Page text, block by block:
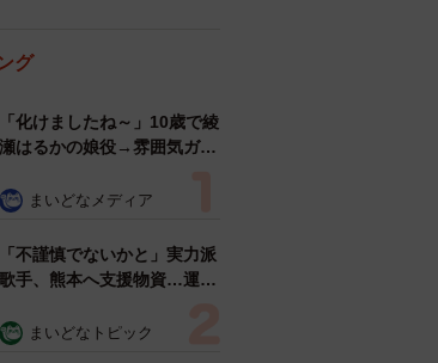
グ
「化けましたね～」10歳で綾
瀬はるかの娘役→雰囲気ガラ
雰囲気が」「宝塚に入れそ
まいどなメディア
「不謹慎でないかと」実力派
歌手、熊本へ支援物資…運搬
めらい 「痛いほど伝わる」
まいどなトピック